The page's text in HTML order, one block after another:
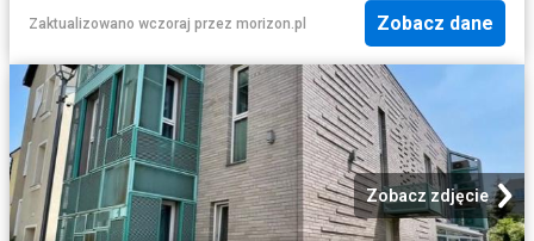
Zaktualizowano wczoraj przez morizon.pl Zobacz dane
Zobacz zdjęcie